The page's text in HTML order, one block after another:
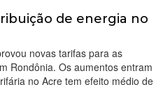
de energia no
novas tarifas para as
Rondônia. Os aumentos entram
no Acre tem efeito médio de